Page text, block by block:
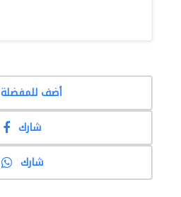
أضف للمفضلة
شارك
شارك